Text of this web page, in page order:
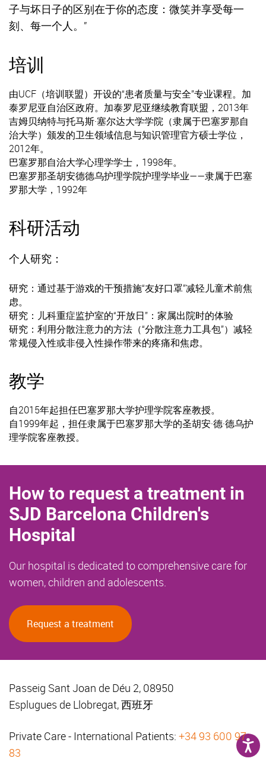
子与坏日子的区别在于你的态度：微笑并享受每一
刻、每一个人。”
培训
由UCF（培训联盟）开设的“患者质量与安全”专业课程。加
泰罗尼亚自治区政府。加泰罗尼亚继续教育联盟，2013年
吉姆贝纳特与托马斯·塞尔达大学学院（隶属于巴塞罗那自
治大学）颁发的卫生领域信息与知识管理官方硕士学位，
2012年。
巴塞罗那自治大学心理学学士，1998年。
巴塞罗那圣胡安德德乌护理学院护理学毕业——隶属于巴塞
罗那大学，1992年
科研活动
个人研究：
研究：通过基于游戏的干预措施“友好口罩”减轻儿童术前焦
虑。
研究：儿科重症监护室的“开放日”：家属出院时的体验
研究：利用分散注意力的方法（“分散注意力工具包”）减轻
常规侵入性或非侵入性操作带来的疼痛和焦虑。
教学
自2015年起担任巴塞罗那大学护理学院客座教授。
自1999年起，担任隶属于巴塞罗那大学的圣胡安·德·德乌护
理学院客座教授。
How to request a treatment in
SJD Barcelona Children's
Hospital
Our hospital is dedicated to comprehensive care for
women, children and adolescents.
Request a treatment
Passeig Sant Joan de Déu 2, 08950
Esplugues de Llobregat, 西班牙
Private Care - International Patients: +34 93 600 97
83